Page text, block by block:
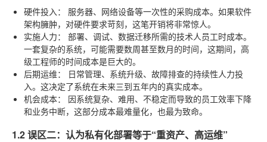
硬件投入：
服务器、网络设备等一次性的采购成本。如果软件
架构臃肿，对硬件要求苛刻，这笔开销将非常惊人。
实施人力：
部署、调试、数据迁移所需的技术人员工时成本。
一套复杂的系统，可能需要数周甚至数月的时间，这期间，高
级工程师的时间成本是巨大的。
后期运维：
日常管理、系统升级、故障排查的持续性人力投
入。这决定了系统在未来三到五年内的真实成本。
机会成本：
因系统复杂、难用、不稳定而导致的员工效率下降
和业务中断，这部分成本最难量化，也最为致命。
1.2 误区二：认为私有化部署等于“重资产、高运维”